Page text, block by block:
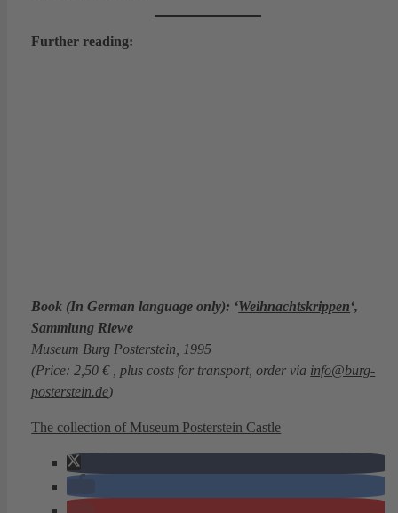
Further reading:
Book (In German language only): ‘Weihnachtskrippen‘,
Sammlung Riewe
Museum Burg Posterstein, 1995
(Price: 2,50 € , plus costs for transport, order via info@burg-
posterstein.de)
The collection of Museum Posterstein Castle